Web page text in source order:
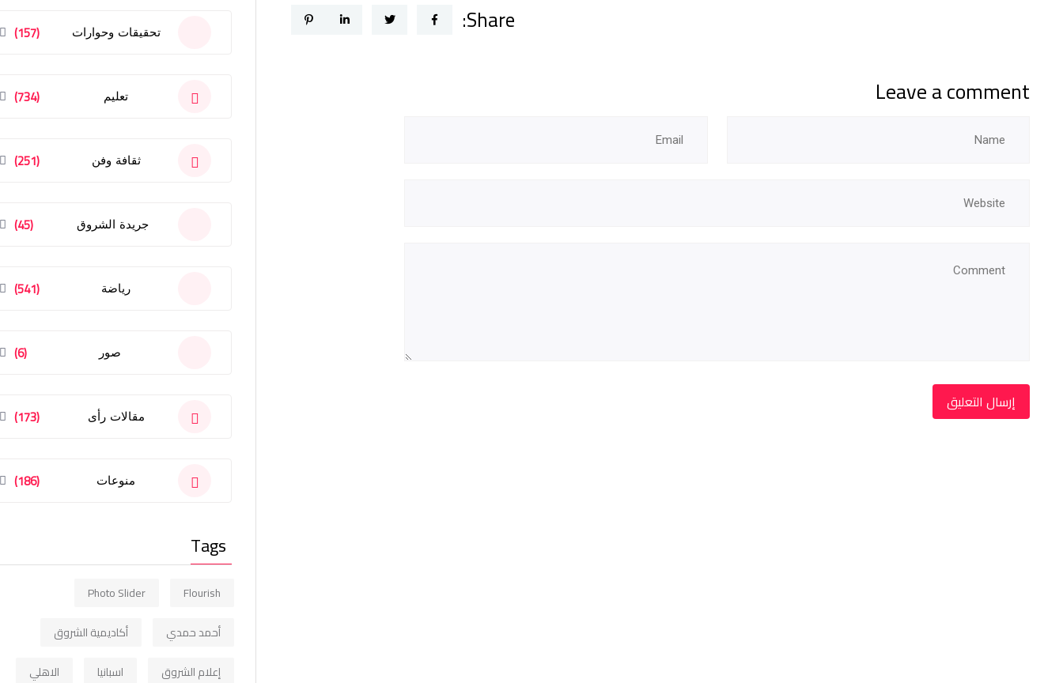
Share:
Leave a comment
تحقيقات وحوارات (157)
تعليم (734)
ثقافة وفن (251)
جريدة الشروق (45)
رياضة (541)
صور (6)
مقالات رأى (173)
منوعات (186)
Tags
Flourish
Photo Slider
أحمد حمدي
أكاديمية الشروق
إعلام الشروق
اسبانيا
الاهلي